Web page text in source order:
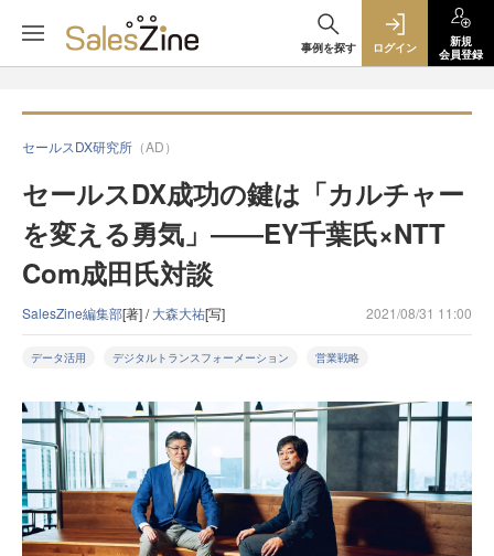
事例を探す ログイン
新規
会員登録
セールスDX研究所 （AD）
セールスDX成功の鍵は「カルチャー
を変える勇気」――EY千葉氏×NTT
Com成田氏対談
SalesZine編集部[著] /大森大祐[写] 2021/08/31 11:00
データ活用 デジタルトランスフォーメーション 営業戦略